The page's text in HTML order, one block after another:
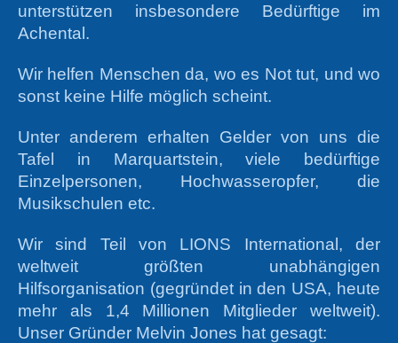
unterstützen insbesondere Bedürftige im
Achental.
Wir helfen Menschen da, wo es Not tut, und wo
sonst keine Hilfe möglich scheint.
Unter anderem erhalten Gelder von uns die
Tafel in Marquartstein, viele bedürftige
Einzelpersonen, Hochwasseropfer, die
Musikschulen etc.
Wir sind Teil von LIONS International, der
weltweit größten unabhängigen
Hilfsorganisation (gegründet in den USA, heute
mehr als 1,4 Millionen Mitglieder weltweit).
Unser Gründer Melvin Jones hat gesagt: